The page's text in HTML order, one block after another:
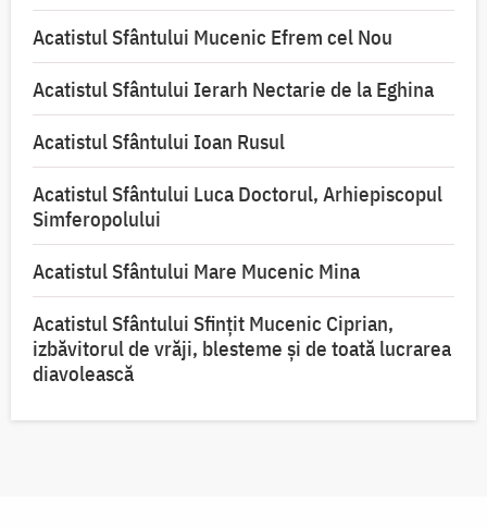
Acatistul Sfântului Mucenic Efrem cel Nou
Acatistul Sfântului Ierarh Nectarie de la Eghina
Acatistul Sfântului Ioan Rusul
Acatistul Sfântului Luca Doctorul, Arhiepiscopul
Simferopolului
Acatistul Sfântului Mare Mucenic Mina
Acatistul Sfântului Sfințit Mucenic Ciprian,
izbăvitorul de vrăji, blesteme și de toată lucrarea
diavolească